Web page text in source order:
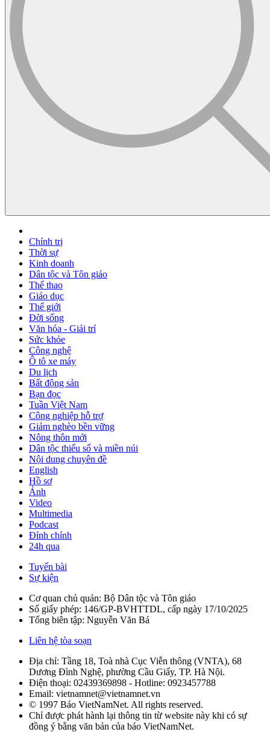
Chính trị
Thời sự
Kinh doanh
Dân tộc và Tôn giáo
Thể thao
Giáo dục
Thế giới
Đời sống
Văn hóa - Giải trí
Sức khỏe
Công nghệ
Ô tô xe máy
Du lịch
Bất động sản
Bạn đọc
Tuần Việt Nam
Công nghiệp hỗ trợ
Giảm nghèo bền vững
Nông thôn mới
Dân tộc thiểu số và miền núi
Nội dung chuyên đề
English
Hồ sơ
Ảnh
Video
Multimedia
Podcast
Đính chính
24h qua
Tuyến bài
Sự kiện
Cơ quan chủ quản: Bộ Dân tộc và Tôn giáo
Số giấy phép: 146/GP-BVHTTDL, cấp ngày 17/10/2025
Tổng biên tập: Nguyễn Văn Bá
Liên hệ tòa soạn
Địa chỉ: Tầng 18, Toà nhà Cục Viễn thông (VNTA), 68
Dương Đình Nghệ, phường Cầu Giấy, TP. Hà Nội.
Điện thoại: 02439369898 - Hotline: 0923457788
Email: vietnamnet@vietnamnet.vn
© 1997 Báo VietNamNet. All rights reserved.
Chỉ được phát hành lại thông tin từ website này khi có sự
đồng ý bằng văn bản của báo VietNamNet.